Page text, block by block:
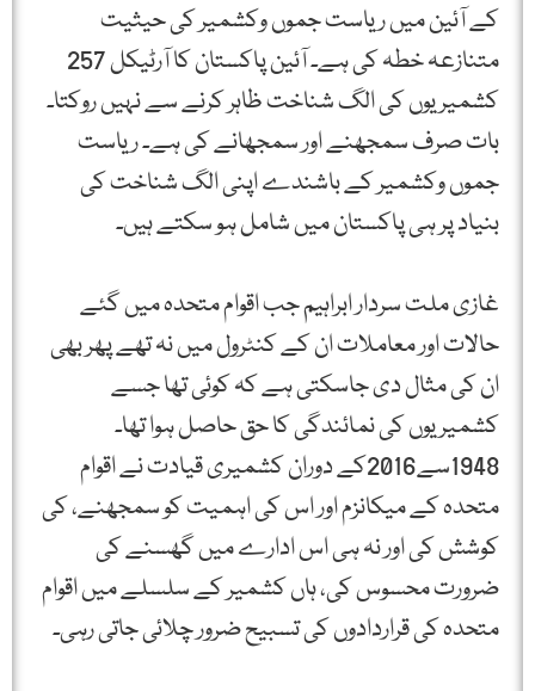
کے آئین میں ریاست جموں وکشمیر کی حیثیت
متنازعہ خطہ کی ہے۔ آئین پاکستان کا آرٹیکل 257
کشمیریوں کی الگ شناخت ظاہر کرنے سے نہیں روکتا۔
بات صرف سمجھنے اور سمجھانے کی ہے۔ ریاست
جموں وکشمیر کے باشندے اپنی الگ شناخت کی
بنیاد پر ہی پاکستان میں شامل ہو سکتے ہیں۔
غازی ملت سردار ابراہیم جب اقوام متحدہ میں گئے
حالات اور معاملات ان کے کنٹرول میں نہ تھے پھر بھی
ان کی مثال دی جاسکتی ہے کہ کوئی تھا جسے
کشمیریوں کی نمائندگی کا حق حاصل ہوا تھا۔
1948سے2016کے دوران کشمیری قیادت نے اقوام
متحدہ کے میکانزم اور اس کی اہمیت کو سمجھنے، کی
کوشش کی اور نہ ہی اس ادارے میں گھسنے کی
ضرورت محسوس کی، ہاں کشمیر کے سلسلے میں اقوام
متحدہ کی قراردادوں کی تسبیح ضرور چلائی جاتی رہی۔